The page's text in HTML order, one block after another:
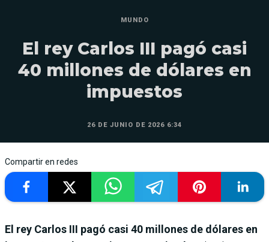
MUNDO
El rey Carlos III pagó casi
40 millones de dólares en
impuestos
26 DE JUNIO DE 2026 6:34
Compartir en redes
El rey Carlos III pagó casi 40 millones de dólares en